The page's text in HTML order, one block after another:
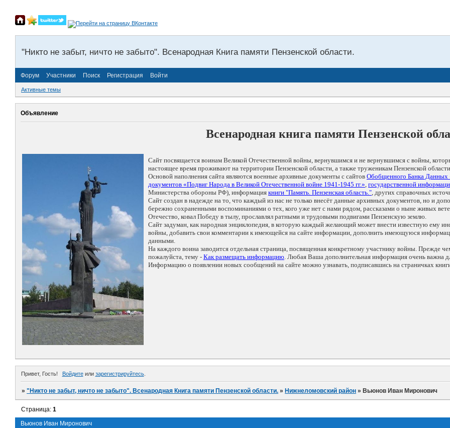
"Никто не забыт, ничто не забыто". Всенародная Книга памяти Пензенской области.
Форум Участники Поиск Регистрация Войти
Активные темы
Объявление
Всенародная книга памяти Пензенской
Сайт посвящается воинам Великой Отечественной войны, вернувшимся и не вернувшимся с войны,
настоящее время проживают на территории Пензенской области, а также труженикам Пензенской
Основой наполнения сайта являются военные архивные документы с сайтов Обобщенного Банка
документов «Подвиг Народа в Великой Отечественной войне 1941-1945 гг.», государственной
Министерства обороны РФ), информация книги "Память. Пензенская область.", других справочных
Сайт создан в надежде на то, что каждый из нас не только внесёт данные архивных документов, но и
бережно сохраненными воспоминаниями о тех, кого уже нет с нами рядом, рассказами о ныне живых
Отечество, ковал Победу в тылу, прославлял ратными и трудовыми подвигами Пензенскую землю.
Сайт задуман, как народная энциклопедия, в которую каждый желающий может внести известную ему
войны, добавить свои комментарии к имеющейся на сайте информации, дополнить имеющуюся
данными.
На каждого воина заводится отдельная страница, посвященная конкретному участнику войны. Прежде
пожалуйста, тему - Как размещать информацию. Любая Ваша дополнительная информация очень важна
Информацию о появлении новых сообщений на сайте можно узнавать, подписавшись на страничках
Привет, Гость! Войдитеили зарегистрируйтесь.
»"Никто не забыт, ничто не забыто". Всенародная Книга памяти Пензенской области. » Нижнеломовский район » Вьюнов Иван Миронович
Вьюнов Иван Миронович
Страница:1